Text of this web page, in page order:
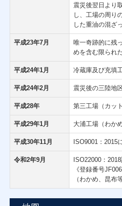
震災後翌日より
し、工場の周り
した重油の混ざ
平成23年7月
唯一奇跡的に残
めを含む限られ
平成24年1月 冷蔵庫及び充填
平成24年2月 震災後の三陸地
平成28年 第三工場（カッ
平成29年1月 大浦工場（わか
平成30年11月 ISO9001：2015
令和2年9月
ISO22000：
《登録番号
（わかめ、昆布